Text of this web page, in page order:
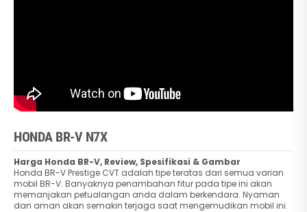
HONDA BR-V N7X
Harga Honda BR-V, Review, Spesifikasi & Gambar
Honda BR-V Prestige CVT adalah tipe teratas dari semua varian
mobil BR-V. Banyaknya penambahan fitur pada tipe ini akan
memanjakan petualangan anda dalam berkendara. Nyaman
dan aman akan semakin terjaga saat mengemudikan mobil ini.